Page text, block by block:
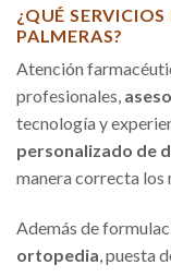
¿QUÉ
PALMERAS?
Atención
profesionales,
tecnología y
personalizado de
manera correcta los
Además de
ortopedia , puesta